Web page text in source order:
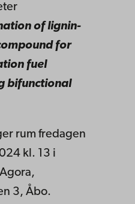
of lignin-
for
fuel
bifunctional
rum fredagen
kl. 13 i
3, Åbo.